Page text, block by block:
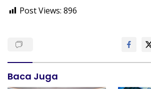
Post Views: 896
Baca Juga